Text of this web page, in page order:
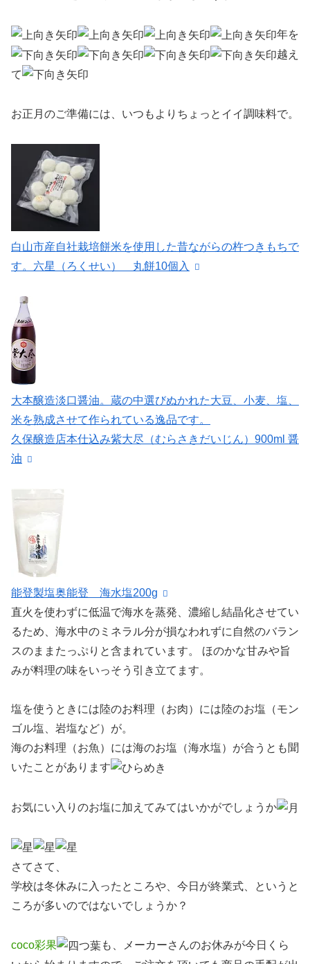
年を
越え
て
お正月のご準備には、いつもよりちょっとイイ調味料で。
白山市産自社栽培餅米を使用した昔ながらの杵つきもちで
す。六星（ろくせい） 丸餅10個入
大本醸造淡口醤油。蔵の中選びぬかれた大豆、小麦、塩、
米を熟成させて作られている逸品です。
久保醸造店本仕込み紫大尽（むらさきだいじん）900ml 醤
油
能登製塩奥能登 海水塩200g
直火を使わずに低温で海水を蒸発、濃縮し結晶化させてい
るため、海水中のミネラル分が損なわれずに自然のバラン
スのままたっぷりと含まれています。 ほのかな甘みや旨
みが料理の味をいっそう引き立てます。
塩を使うときには陸のお料理（お肉）には陸のお塩（モン
ゴル塩、岩塩など）が。
海のお料理（お魚）には海のお塩（海水塩）が合うとも聞
いたことがあります
お気にい入りのお塩に加えてみてはいかがでしょうか
さてさて、
学校は冬休みに入ったところや、今日が終業式、というと
ころが多いのではないでしょうか？
coco彩果
も、メーカーさんのお休みが今日くら